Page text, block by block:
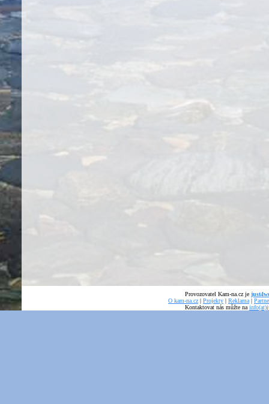
Provozovatel Kam-na.cz je
O kam-na.cz | Projekty | Reklama |
Kontaktovat nás můžte na